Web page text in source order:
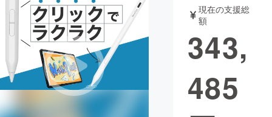
アート・写真 音楽
テクノロジー・ガジェット ゲーム・サ
映像・映画
現在の支援総
額
343,
485